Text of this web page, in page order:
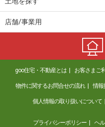
店舗/事業用
goo住宅・不動産とは お客さまご
物件に関するお問合せの流れ 情報
個人情報の取り扱いについて
プライバシーポリシー ヘ